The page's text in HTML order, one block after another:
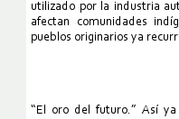
utilizado por la industria
afectan comunidades
pueblos originarios ya
“El oro del futuro.” Así